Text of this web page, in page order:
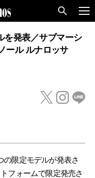
を発表／サブマーシ
ール ルナロッサ
の限定モデルが発表さ
フォームで限定発売さ